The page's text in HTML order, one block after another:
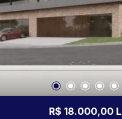
R$ 18.000,00 L